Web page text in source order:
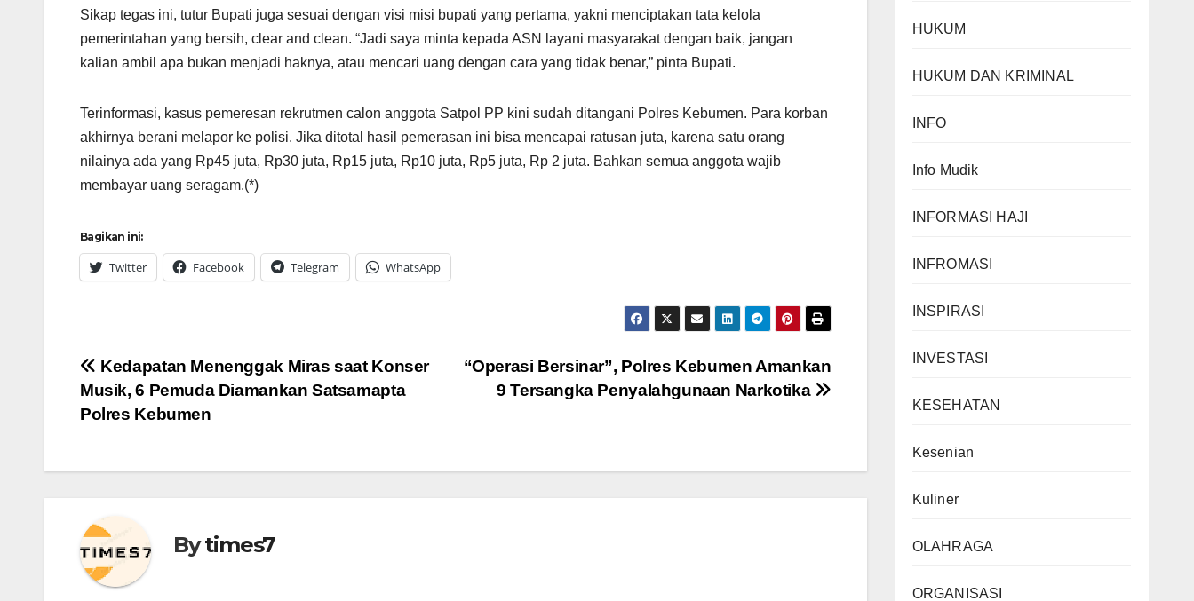
Sikap tegas ini, tutur Bupati juga sesuai dengan visi misi bupati yang pertama, yakni menciptakan tata kelola
pemerintahan yang bersih, clear and clean. “Jadi saya minta kepada ASN layani masyarakat dengan baik, jangan
kalian ambil apa bukan menjadi haknya, atau mencari uang dengan cara yang tidak benar,” pinta Bupati.
Terinformasi, kasus pemeresan rekrutmen calon anggota Satpol PP kini sudah ditangani Polres Kebumen. Para korban
akhirnya berani melapor ke polisi. Jika ditotal hasil pemerasan ini bisa mencapai ratusan juta, karena satu orang
nilainya ada yang Rp45 juta, Rp30 juta, Rp15 juta, Rp10 juta, Rp5 juta, Rp 2 juta. Bahkan semua anggota wajib
membayar uang seragam.(*)
Bagikan ini:
Twitter Facebook Telegram WhatsApp
Navigasi
pos
“Operasi Bersinar”, Polres Kebumen Amankan
9 Tersangka Penyalahgunaan Narkotika
Kedapatan Menenggak Miras saat Konser
Musik, 6 Pemuda Diamankan Satsamapta
Polres Kebumen
Bytimes7
HUKUM
HUKUM DAN KRIMINAL
INFO
Info Mudik
INFORMASI HAJI
INFROMASI
INSPIRASI
INVESTASI
KESEHATAN
Kesenian
Kuliner
OLAHRAGA
ORGANISASI